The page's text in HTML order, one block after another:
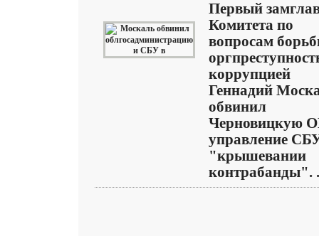
Первый
Комитета по
вопросам
коррупцией
Геннадий
обвинил
Черновицкую
управление
"крышевании
контрабанды".